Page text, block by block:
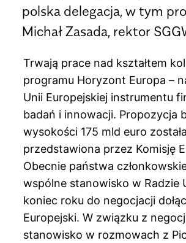
polska delegacja, w tym
Michał Zasada, rektor
Trwają prace nad kształtem
programu Horyzont Europa –
Unii Europejskiej instrumentu
badań i innowacji. Propozycja
wysokości 175 mld euro została
przedstawiona przez Komisję
Obecnie państwa
wspólne stanowisko w Radzie
koniec roku do negocjacji
Europejski. W związku z
stanowisko w rozmowach z